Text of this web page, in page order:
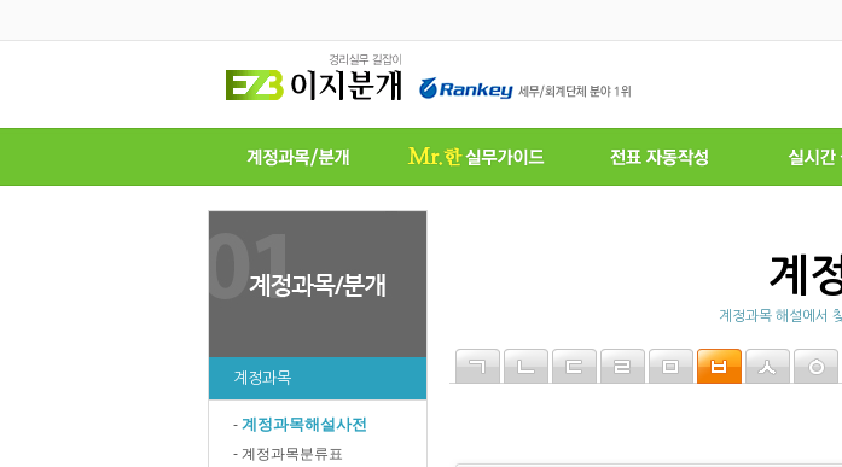
계정과목
- 계정과목해설사전
- 계정과목분류표
계
계정과목 해설에서